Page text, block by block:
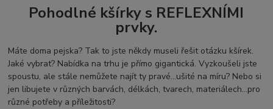
Pohodlné kšírky s REFLEXNÍMI
prvky.
Máte doma pejska? Tak to jste někdy museli řešit otázku kšírek.
Jaké vybrat? Nabídka na trhu je přímo gigantická. Vyzkoušeli jste
spoustu, ale stále nemůžete najít ty pravé...ušité na míru? Nebo si
jen libujete v různých barvách, délkách, tvarech, materiálech...pro
různé potřeby a příležitosti?